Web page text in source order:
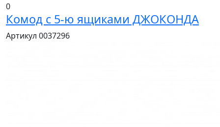
0
Комод с 5-ю ящиками ДЖОКОНДА
Артикул 0037296